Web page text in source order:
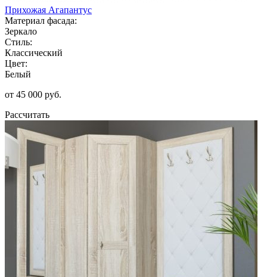
Прихожая Агапантус
Материал фасада:
Зеркало
Стиль:
Классический
Цвет:
Белый
от 45 000 руб.
Рассчитать